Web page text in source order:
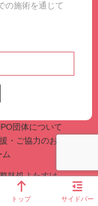
の施術を通じて
団体について
・ご協力のお願い
躰処よたすけ.
トップ サイドバー